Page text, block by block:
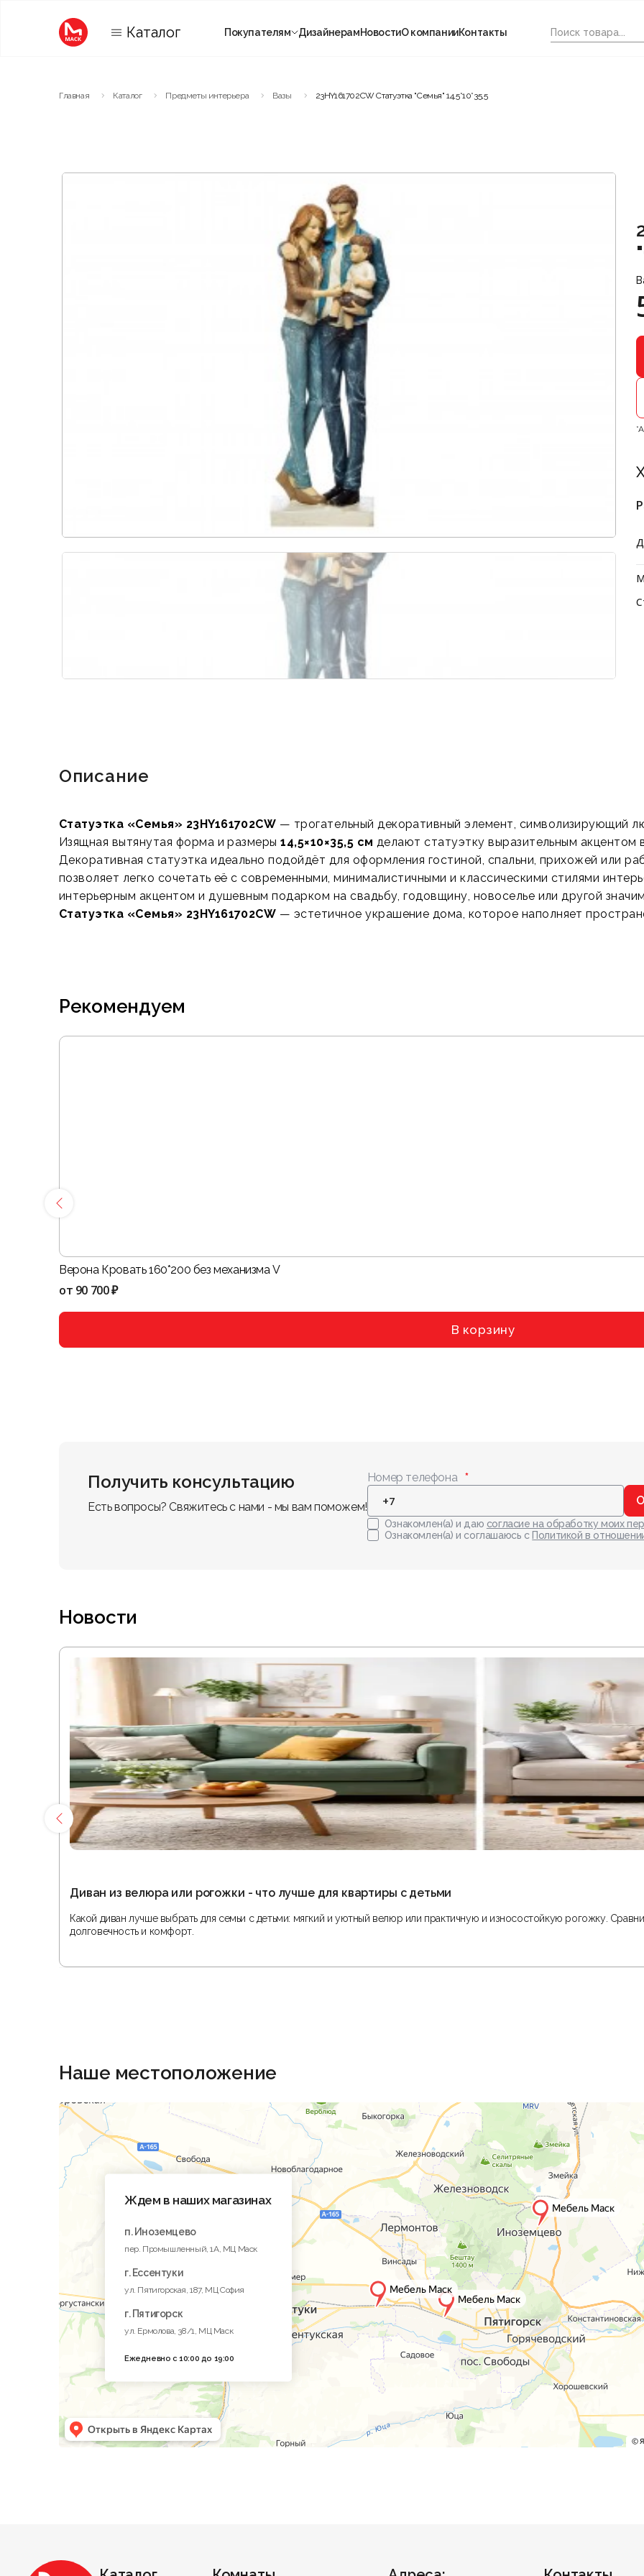
Каталог Покупателям ДизайнерамНовостиО компанииКонтакты
Главная Каталог Предметы интерьера Вазы 23HY161702CW Статуэтка "Семья" 14,5*10*35,5
Описание
Статуэтка «Семья» 23HY161702CW — трогательный декоративный элемент, символизирующий
Изящная вытянутая форма и размеры14,5×10×35,5 см делают статуэтку выразительным акцентом
Декоративная статуэтка идеально подойдёт для оформления гостиной, спальни, прихожей или
позволяет легко сочетать её с современными, минималистичными и классическими стилями
интерьерным акцентом и душевным подарком на свадьбу, годовщину, новоселье или другой
Статуэтка «Семья» 23HY161702CW — эстетичное украшение дома, которое наполняет
Рекомендуем
Верона Кровать 160*200 без механизма V
от 90 700 ₽
В корзину
Получить консультацию
Есть вопросы? Свяжитесь с нами - мы вам поможем!
Номер телефона
Ознакомлен(а) и даю согласие на обработку моих
Ознакомлен(а) и соглашаюсь с Политикой в
Новости
Диван из велюра или рогожки - что лучше для квартиры с детьми
Какой диван лучше выбрать для семьи с детьми: мягкий и уютный велюр или практичную и износостойкую рогожку.
долговечность и комфорт.
Наше местоположение
Ждем в наших магазинах
п. Иноземцево
пер. Промышленный, 1A, МЦ Маск
г. Ессентуки
ул. Пятигорская, 187, МЦ София
г. Пятигорск
ул. Ермолова, 38/1, МЦ Маск
Ежедневно с 10:00 до 19:00